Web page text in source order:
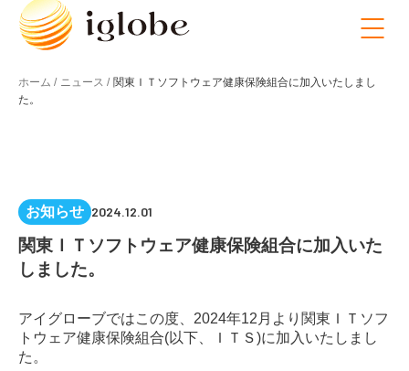
ホーム / ニュース / 関東ＩＴソフトウェア健康保険組合に加入いたしまし
た。
お知らせ 2024.12.01
関東ＩＴソフトウェア健康保険組合に加入いた
しました。
アイグローブではこの度、2024年12月より関東ＩＴソフ
トウェア健康保険組合(以下、ＩＴＳ)に加入いたしまし
た。